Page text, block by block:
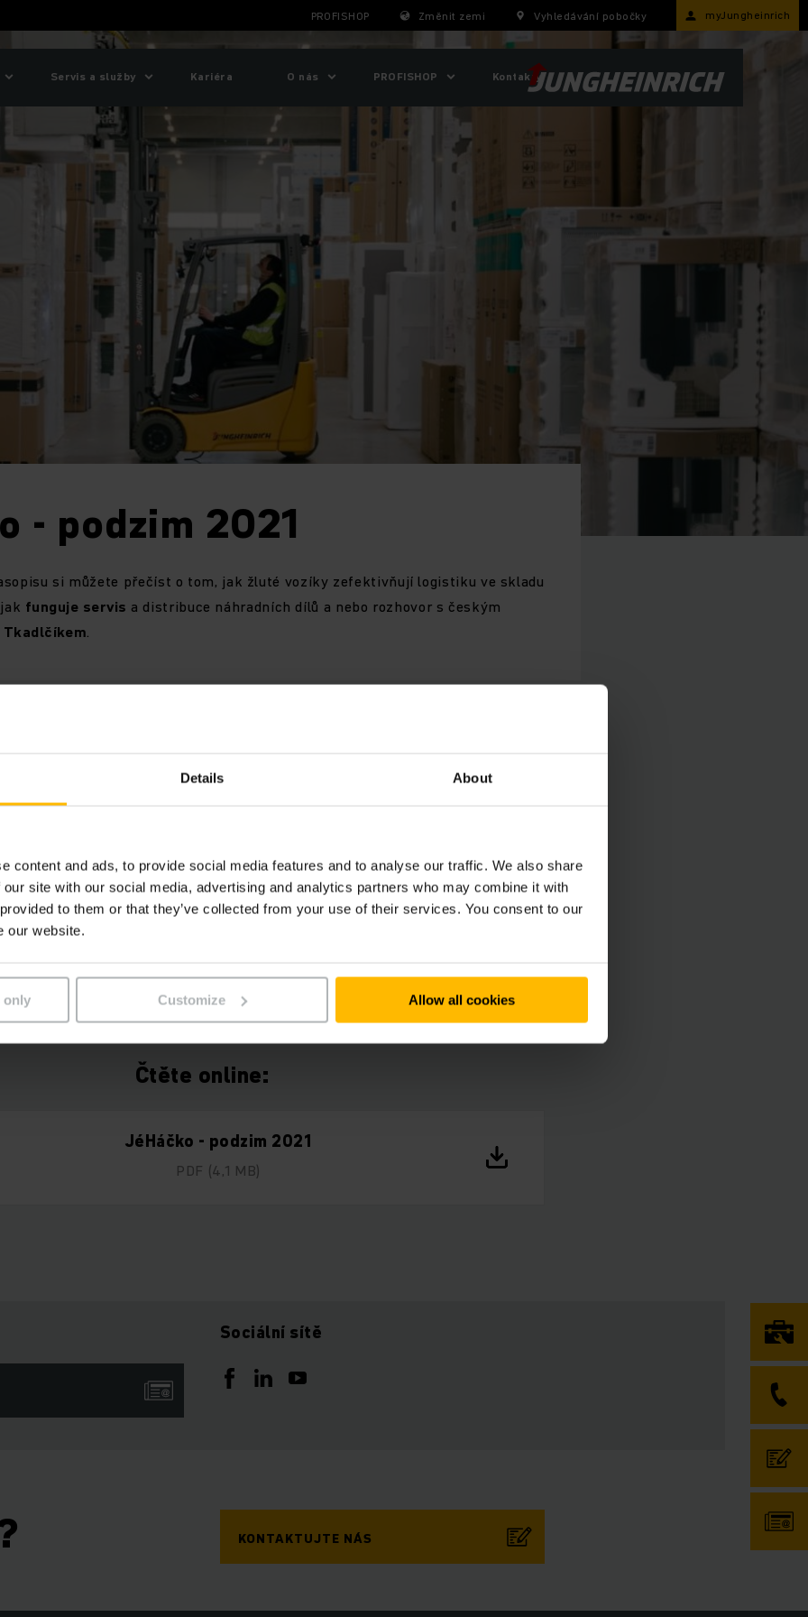
Details About
content and ads, to provide social media features and to analyse our traffic. We also share
site with our social media, advertising and analytics partners who may combine it with
to them or that they’ve collected from your use of their services. You consent to our
our website.
only Customize Allow all cookies
PROFISHOP Změnit zemi Vyhledávání pobočky myJungheinrich
Servis a služby Kariéra O nás PROFISHOP Kontakty
- podzim 2021
si můžete přečíst o tom, jak žluté vozíky zefektivňují logistiku ve skladu
funguje servis a distribuce náhradních dílů a nebo rozhovor s českým
.
oblasti logistiky.
Jungheinrich ve společnostiAudi ,Coca-Cola
či Continental.
ve skladu společnosti
strongmanem Jiřím Tkadlčíkem.
mezi společnostíTQM
a Jungheinrich.
jablek ve společnosti Bohemia Apple
.
a distribuce náhradních dílů Jungheinrich.
logistiky na vysokých školách.
Čtěte online:
JéHáčko - podzim 2021
PDF (4,1 MB)
Sociální sítě
KONTAKTUJTE NÁS